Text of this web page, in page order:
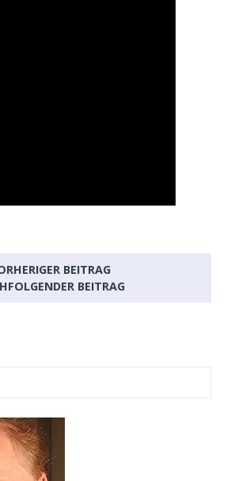
BEITRAG
BEITRAG